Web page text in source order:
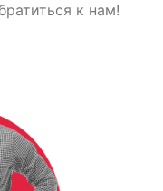
к нам!